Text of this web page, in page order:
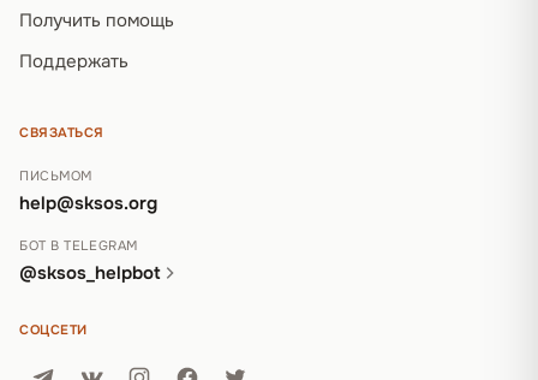
Получить помощь
Поддержать
СВЯЗАТЬСЯ
ПИСЬМОМ
help@sksos.org
БОТ В TELEGRAM
@sksos_helpbot
СОЦСЕТИ